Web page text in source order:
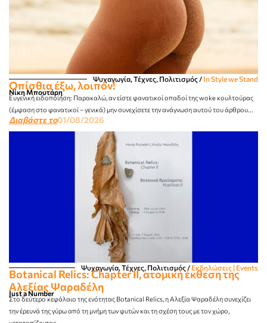
Ψυχαγωγία, Τέχνες, Πολιτισμός / In Style we Stand
Οπίσθια έξω, λοιπόν!
Νίκη Μπουτάρη
Ευγενική ειδοποίηση: Παρακαλώ, αν είστε φανατικοί οπαδοί της woke κουλτούρας
(έμφαση στο φανατικοί – γενικά) μην συνεχίσετε την ανάγνωση αυτού του άρθρου...
Διαβάστε το01/08/2026
Ψυχαγωγία, Τέχνες, Πολιτισμός / Εκδηλώσεις | Events
Botanical Relics: Chapter II, ατομική έκθεση της
Αλεξίας Ψαραδέλη
Just a Number
Στο δεύτερο κεφάλαιο της ενότητας Botanical Relics, η Αλεξία Ψαραδέλη συνεχίζει
την έρευνά της γύρω από τη μνήμη των φυτών και τη σχέση τους με τον χώρο,